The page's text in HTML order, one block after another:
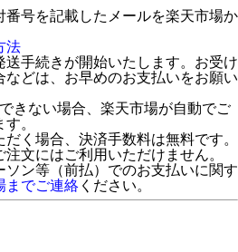
番号を記載したメールを楽天市場か
法
手続きが開始いたします。お受け
どは、お早めのお支払いをお願い
きない場合、楽天市場が自動でご
。
く場合、決済手数料は無料です。
文にはご利用いただけません。
ン等（前払）でのお支払いに関す
までご連絡 ください。